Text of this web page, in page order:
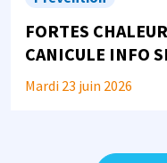
FORTES
CANICULE INFO
DISPOSITION
Mardi 23 juin 2026